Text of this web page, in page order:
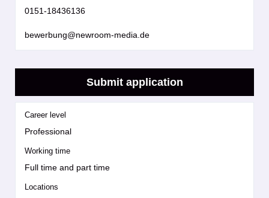
0151-18436136
bewerbung@newroom-media.de
Submit application
Career level
Professional
Working time
Full time and part time
Locations